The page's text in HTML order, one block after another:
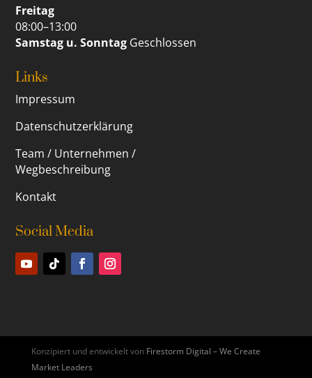
Freitag
08:00–13:00
Samstag u. Sonntag Geschlossen
Links
Impressum
Datenschutzerklärung
Team / Unternehmen /
Wegbeschreibung
Kontakt
Social Media
Konzipiert und entwickelt von Firestorm Digital – We Create
Market Leaders